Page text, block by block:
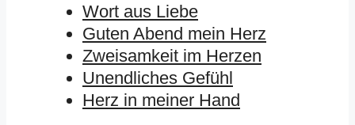
Wort aus Liebe
Guten Abend mein Herz
Zweisamkeit im Herzen
Unendliches Gefühl
Herz in meiner Hand